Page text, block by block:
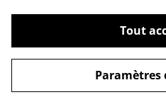
©2026Rouenvuautrement
Tout
Paramètres